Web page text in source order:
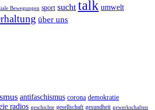
Bewegungen sport sucht talk umwelt
über uns
antifaschismus corona demokratie
radios geschichte gesellschaft gesundheit gewerkschaften